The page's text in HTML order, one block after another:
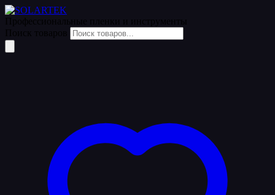
Одежда